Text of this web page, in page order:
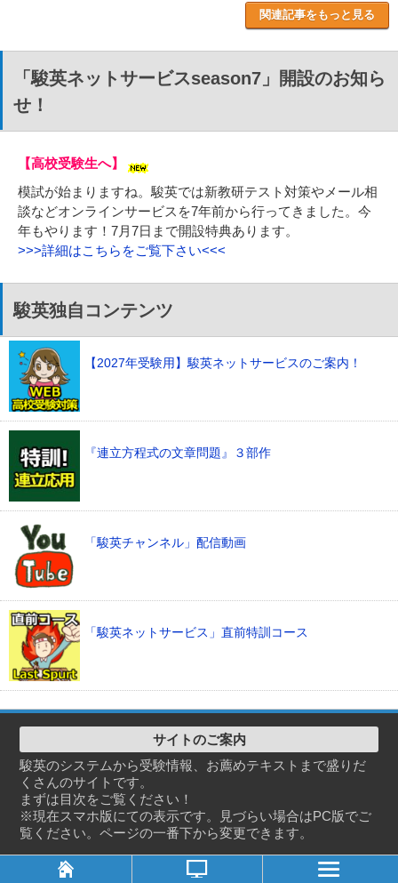
関連記事をもっと見る
「駿英ネットサービスseason7」開設のお知ら
せ！
【高校受験生へ】
模試が始まりますね。駿英では新教研テスト対策やメール相
談などオンラインサービスを7年前から行ってきました。今
年もやります！7月7日まで開設特典あります。
>>>詳細はこちらをご覧下さい<<<
駿英独自コンテンツ
【2027年受験用】駿英ネットサービスのご案内！
『連立方程式の文章問題』３部作
「駿英チャンネル」配信動画
「駿英ネットサービス」直前特訓コース
サイトのご案内
駿英のシステムから受験情報、お薦めテキストまで盛りだ
くさんのサイトです。
まずは目次をご覧ください！
※現在スマホ版にての表示です。見づらい場合はPC版でご
覧ください。ページの一番下から変更できます。